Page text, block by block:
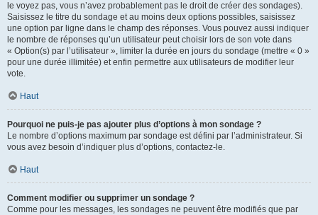
le voyez pas, vous n’avez probablement pas le droit de créer des sondages).
Saisissez le titre du sondage et au moins deux options possibles, saisissez
une option par ligne dans le champ des réponses. Vous pouvez aussi indiquer
le nombre de réponses qu’un utilisateur peut choisir lors de son vote dans
« Option(s) par l’utilisateur », limiter la durée en jours du sondage (mettre « 0 »
pour une durée illimitée) et enfin permettre aux utilisateurs de modifier leur
vote.
Haut
Pourquoi ne puis-je pas ajouter plus d’options à mon sondage ?
Le nombre d’options maximum par sondage est défini par l’administrateur. Si
vous avez besoin d’indiquer plus d’options, contactez-le.
Haut
Comment modifier ou supprimer un sondage ?
Comme pour les messages, les sondages ne peuvent être modifiés que par